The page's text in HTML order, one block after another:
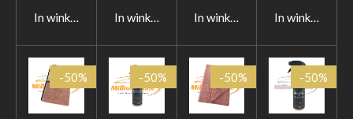
In winkelwagen In winkelwagen In winkelwagen In
-50% -50% -50% -50%